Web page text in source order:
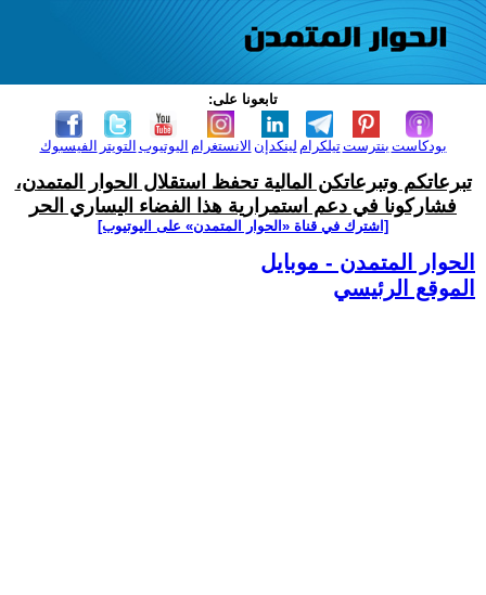
تابعونا على:
الفيسبوك التويتر اليوتيوب الانستغرام لينكدإن تيلكرامبنترست بودكاست
تبرعاتكم وتبرعاتكن المالية تحفظ استقلال الحوار المتمدن،
فشاركونا في دعم استمرارية هذا الفضاء اليساري الحر
[اشترك في قناة ‫«الحوار المتمدن» على اليوتيوب]
الحوار المتمدن - موبايل
الموقع الرئيسي